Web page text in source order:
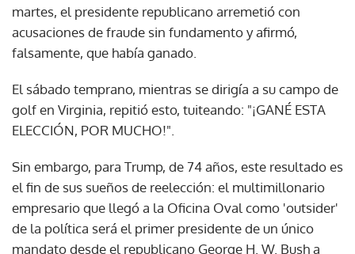
martes, el presidente republicano arremetió con
acusaciones de fraude sin fundamento y afirmó,
falsamente, que había ganado.
El sábado temprano, mientras se dirigía a su campo de
golf en Virginia, repitió esto, tuiteando: "¡GANÉ ESTA
ELECCIÓN, POR MUCHO!".
Sin embargo, para Trump, de 74 años, este resultado es
el fin de sus sueños de reelección: el multimillonario
empresario que llegó a la Oficina Oval como 'outsider'
de la política será el primer presidente de un único
mandato desde el republicano George H. W. Bush a